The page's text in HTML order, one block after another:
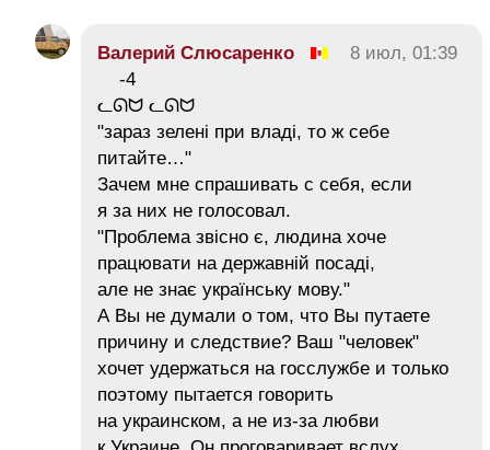
Валерий Слюсаренко
8 июл, 01:39
-4
ᓚᘏᗢ ᓚᘏᗢ
"зараз зелені при владі, то ж себе
питайте…"
Зачем мне спрашивать с себя, если
я за них не голосовал.
"Проблема звісно є, людина хоче
працювати на державній посаді,
але не знає українську мову."
А Вы не думали о том, что Вы путаете
причину и следствие? Ваш "человек"
хочет удержаться на госслужбе и только
поэтому пытается говорить
на украинском, а не из-за любви